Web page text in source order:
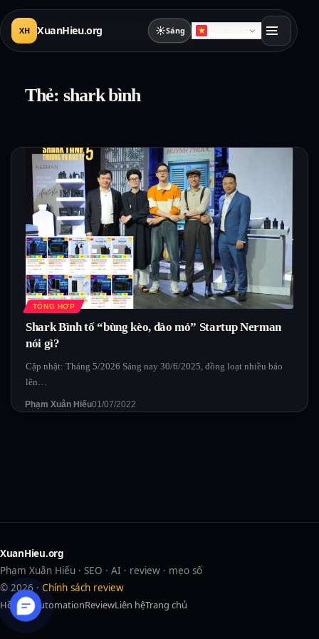
XH XuanHieu.org ☀Sáng
Thẻ: shark bình
TỔNG HỢP
Shark Bình tố “bùng kèo, đào mỏ” Startup Nerman
nói gì?
Cập nhật: Tháng 5/2026 Sáng nay 30/6/2025, đồng loạt nhiều báo
lên…
Phạm Xuân Hiếu01/07/2022
XuanHieu.org
Phạm Xuân Hiếu · SEO · AI · review · mẹo số
© 2026 · Chính sách review
Hồ sơAIAutomationReviewLiên hệTrang chủ